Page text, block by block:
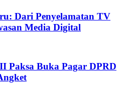
Dari Penyelamatan TV
Media Digital
Paksa Buka Pagar DPRD